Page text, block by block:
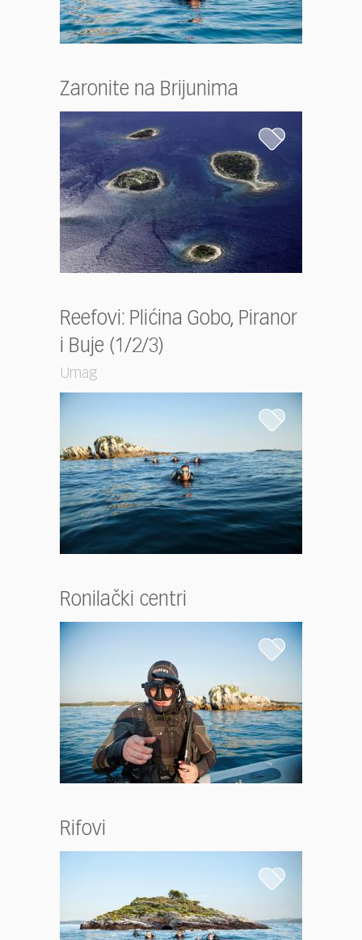
Zaronite na Brijunima
Reefovi: Plićina Gobo, Piranor
i Buje (1/2/3)
Umag
Ronilački centri
Rifovi